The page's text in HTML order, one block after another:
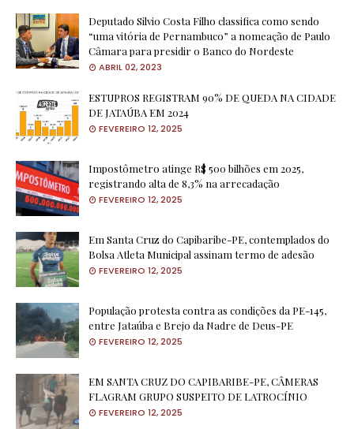
Deputado Silvio Costa Filho classifica como sendo
“uma vitória de Pernambuco” a nomeação de Paulo
Câmara para presidir o Banco do Nordeste
ABRIL 02, 2023
ESTUPROS REGISTRAM 90% DE QUEDA NA CIDADE
DE JATAÚBA EM 2024
FEVEREIRO 12, 2025
Impostômetro atinge R$ 500 bilhões em 2025,
registrando alta de 8,3% na arrecadação
FEVEREIRO 12, 2025
Em Santa Cruz do Capibaribe-PE, contemplados do
Bolsa Atleta Municipal assinam termo de adesão
FEVEREIRO 12, 2025
População protesta contra as condições da PE-145,
entre Jataúba e Brejo da Nadre de Deus-PE
FEVEREIRO 12, 2025
EM SANTA CRUZ DO CAPIBARIBE-PE, CÂMERAS
FLAGRAM GRUPO SUSPEITO DE LATROCÍNIO
FEVEREIRO 12, 2025